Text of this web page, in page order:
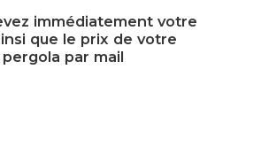
immédiatement votre
que le prix de votre
pergola par mail